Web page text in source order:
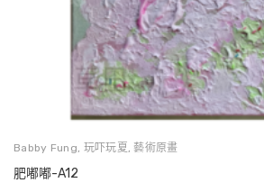
Babby Fung, 玩吓玩夏 , 藝術原畫
肥嘟嘟-A12